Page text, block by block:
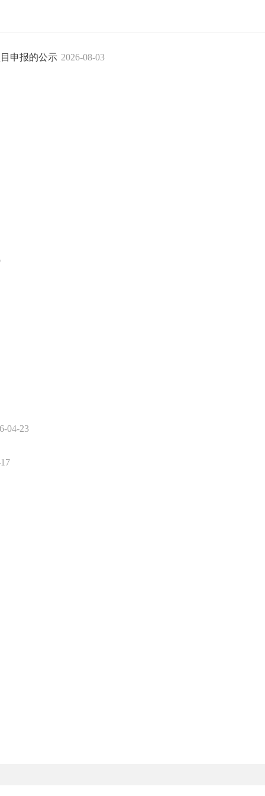
申报的公示 2026-08-03
04-23